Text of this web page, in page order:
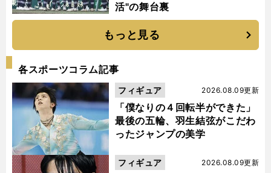
活"の舞台裏
もっと見る
各スポーツコラム記事
「僕なりの４回転半ができた」
最後の五輪、羽生結弦がこだわ
ったジャンプの美学
2026.08.09更新
フィギュア
2026.08.09更新
フィギュア